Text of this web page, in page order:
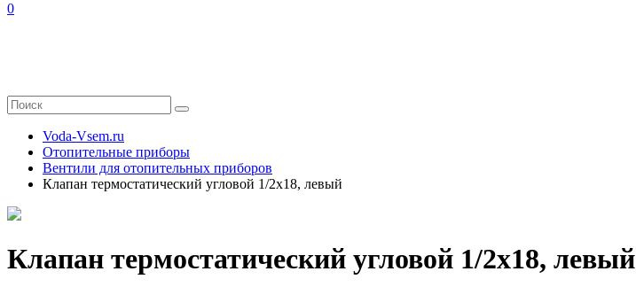
0
Voda-Vsem.ru
Отопительные приборы
Вентили для отопительных приборов
Клапан термостатический угловой 1/2x18, левый
Клапан термостатический угловой 1/2x18, левый